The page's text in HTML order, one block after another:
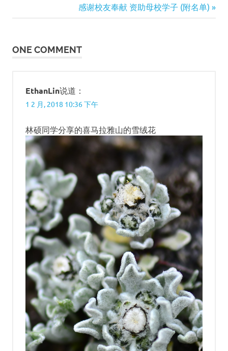
花
导
Next
Post:
感谢校友奉献 资助母校学子 (附名单)
ONE COMMENT
EthanLin说道：
1 2 月, 2018 10:36 下午
林硕同学分享的喜马拉雅山的雪绒花